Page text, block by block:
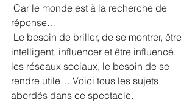
réponse…
intelligent, influencer et être influencé,
les réseaux sociaux, le besoin de se
rendre utile… Voici tous les sujets
abordés dans ce spectacle.